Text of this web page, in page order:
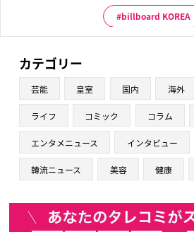
billboard KOREA
カテゴリー
芸能 皇室 国内 海外
ライフ コミック コラム
エンタメニュース インタビュー
韓流ニュース 美容 健康